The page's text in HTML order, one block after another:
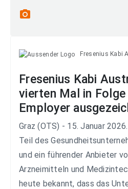
photo_camera
Fresenius Kabi
Fresenius Kabi
vierten Mal in Folge
Employer
Graz (OTS) - 15. Januar
Teil des
und ein führender Anbieter
Arzneimitteln und
heute bekannt, dass das